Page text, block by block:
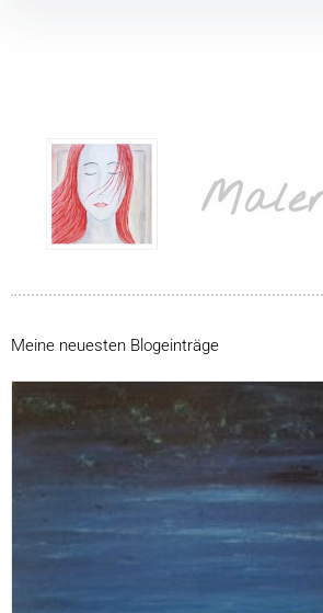
Meine neuesten Blogeinträge